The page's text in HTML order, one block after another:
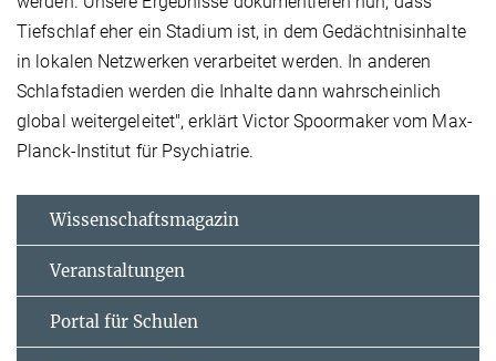
Tiefschlaf eher ein Stadium ist, in dem Gedächtnisinhalte
in lokalen Netzwerken verarbeitet werden. In anderen
Schlafstadien werden die Inhalte dann wahrscheinlich
global weitergeleitet", erklärt Victor Spoormaker vom Max-
Planck-Institut für Psychiatrie.
Wissenschaftsmagazin
Veranstaltungen
Portal für Schulen